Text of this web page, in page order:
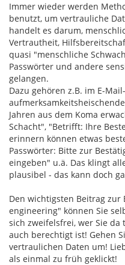
Immer wieder werden
benutzt, um vertrauliche
handelt es darum,
Vertrautheit,
quasi "menschliche
Passwörter und andere
gelangen.
Dazu gehören z.B. im E-
Jahren aus dem Koma
Schacht", "Betrifft: Ihre
erinnern können etwas
Passwörter: Bitte zur
eingeben" u.ä. Das klingt
plausibel - das kann doch
Den wichtigsten Beitrag zur
engineering" können Sie
sich zweifelsfrei, wer Sie
auch berechtigt ist! Gehen
vertraulichen Daten um!
als einmal zu früh geklickt!